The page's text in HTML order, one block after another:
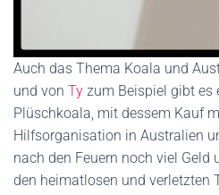
Auch das Thema Koala und
und von Ty zum Beispiel gibt es
Plüschkoala, mit dessem Kauf
Hilfsorganisation in Australien
nach den Feuern noch viel Geld
den heimatlosen und verletzten